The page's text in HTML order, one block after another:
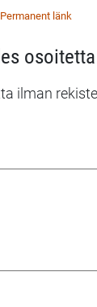
Permanent länk
ilman